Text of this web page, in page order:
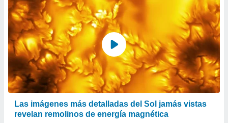
Las imágenes más detalladas del Sol jamás vistas
revelan remolinos de energía magnética